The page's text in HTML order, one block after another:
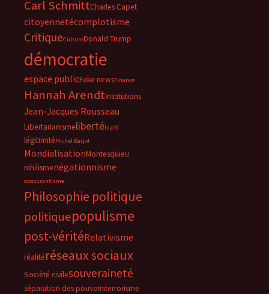
Carl SchmittCharles Capet
citoyennetécomplotisme
CritiqueCultureDonald Trump
démocratie
espace publicFake newsFinance
Hannah ArendtInstitutions
Jean-Jacques Rousseau
Libertarianismelibertélna49
légitimitéMichel Barjol
MondialisationMontesquieu
nihilismenégationnisme
obscurantisme
Philosophie politique
politiquepopulisme
post-véritéRelativisme
réalitéréseaux sociaux
Société civilesouveraineté
séparation des pouvoirsterrorisme